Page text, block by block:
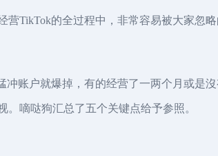
TikTok的全过程中，非常容易被大家忽
账户就爆掉，有的经营了一两个月或是
嘀哒狗汇总了五个关键点给予参照。